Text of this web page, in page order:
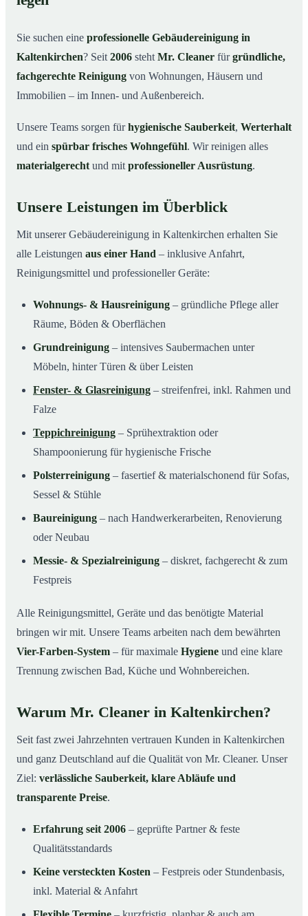
04So läuft die Gebäudereinigung ab
Typische Anlässe für eine Gebäudereinigung
Gebäudereinigung in Kaltenkirchen – Profis im Einsatz
Sie suchen eine professionelle Gebäudereinigung in
Kaltenkirchen? Seit 2006 steht Mr. Cleaner fürgründliche,
fachgerechte Reinigung von Wohnungen, Häusern und
Immobilien – im Innen- und Außenbereich.
Unsere Teams sorgen fürhygienische Sauberkeit, Werterhalt
und ein spürbar frisches Wohngefühl. Wir reinigen alles
materialgerecht und mit professioneller Ausrüstung.
Unsere Leistungen im Überblick
Mit unserer Gebäudereinigung in Kaltenkirchen erhalten Sie
alle Leistungen aus einer Hand – inklusive Anfahrt,
Reinigungsmittel und professioneller Geräte:
Wohnungs- & Hausreinigung – gründliche Pflege aller
Räume, Böden & Oberflächen
Grundreinigung – intensives Saubermachen unter
Möbeln, hinter Türen & über Leisten
Fenster- & Glasreinigung – streifenfrei, inkl. Rahmen und
Falze
Teppichreinigung – Sprühextraktion oder
Shampoonierung für hygienische Frische
Polsterreinigung – fasertief & materialschonend für Sofas,
Sessel & Stühle
Baureinigung – nach Handwerkerarbeiten, Renovierung
oder Neubau
Messie- & Spezialreinigung – diskret, fachgerecht & zum
Festpreis
Alle Reinigungsmittel, Geräte und das benötigte Material
bringen wir mit. Unsere Teams arbeiten nach dem bewährten
Vier-Farben-System – für maximale Hygiene und eine klare
Trennung zwischen Bad, Küche und Wohnbereichen.
Warum Mr. Cleaner in Kaltenkirchen?
Seit fast zwei Jahrzehnten vertrauen Kunden in Kaltenkirchen
und ganz Deutschland auf die Qualität von Mr. Cleaner. Unser
Ziel: verlässliche Sauberkeit, klare Abläufe und
transparente Preise.
Erfahrung seit 2006 – geprüfte Partner & feste
Qualitätsstandards
Keine versteckten Kosten – Festpreis oder Stundenbasis,
inkl. Material & Anfahrt